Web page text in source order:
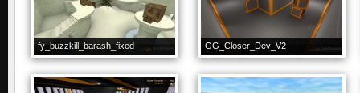
fy_buzzkill_barash_fixed GG_Closer_Dev_V2